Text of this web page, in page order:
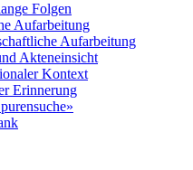
Folgen
Aufarbeitung
Aufarbeitung
Akteneinsicht
Kontext
Erinnerung